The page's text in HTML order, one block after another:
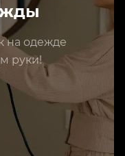
на одежде
руки!